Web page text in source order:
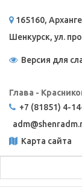
165160,
Шенкурск, ул.
Версия для
Глава -
+7 (81851) 4-
adm@
Карта сайта